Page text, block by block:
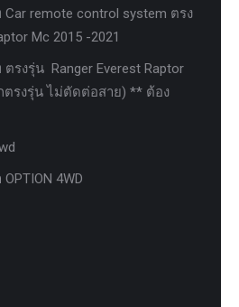
remote control system ตรง
Mc 2015 -2021
รงรุ่น Ranger Everest Raptor
รงรุ่น ไม่ตัดต่อสาย) ** ต้อง
4WD